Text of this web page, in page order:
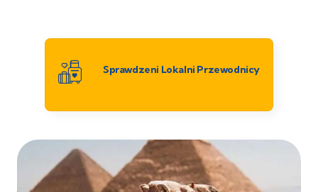
Sprawdzeni Lokalni Przewodnicy